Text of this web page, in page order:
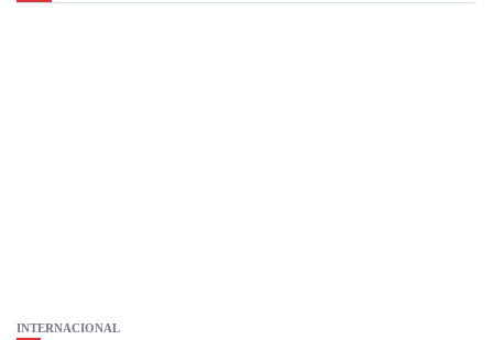
INTERNACIONAL